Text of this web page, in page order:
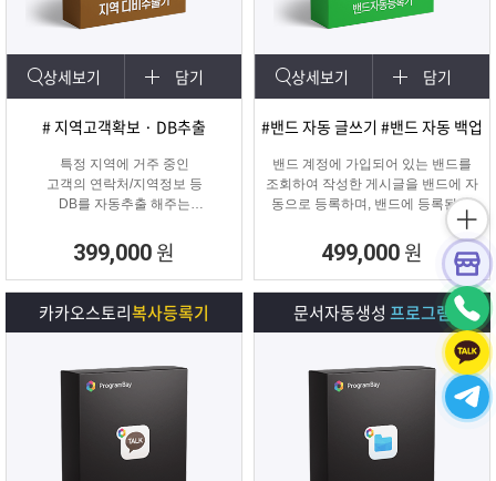
상세보기 담기
# 지역고객확보 · DB추출
특정 지역에 거주 중인
고객의 연락처/지역정보 등
DB를 자동추출 해주는
399,000 원
상세보기 담기
#밴드 자동 글쓰기 #밴드 자동 백업
밴드 계정에 가입되어 있는 밴드를
조회하여 작성한 게시글을 밴드에 자
동으로 등록하며, 밴드에 등록된 게
시물을 백업하여 파일로 저장하거나
다른 계정의 밴드에 자동으로 글을
복사할 수 있는 프로그램입니다.
499,000 원
카카오스토리복사등록기 문서자동생성 프로그램